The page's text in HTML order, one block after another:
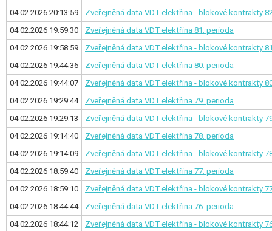
04.02.2026 20:13:59
Zveřejněná data VDT elektřina - blokové kontrakty
04.02.2026 19:59:30
Zveřejněná data VDT elektřina 81. perioda
04.02.2026 19:58:59
Zveřejněná data VDT elektřina - blokové kontrakty
04.02.2026 19:44:36
Zveřejněná data VDT elektřina 80. perioda
04.02.2026 19:44:07
Zveřejněná data VDT elektřina - blokové kontrakty
04.02.2026 19:29:44
Zveřejněná data VDT elektřina 79. perioda
04.02.2026 19:29:13
Zveřejněná data VDT elektřina - blokové kontrakty
04.02.2026 19:14:40
Zveřejněná data VDT elektřina 78. perioda
04.02.2026 19:14:09
Zveřejněná data VDT elektřina - blokové kontrakty
04.02.2026 18:59:40
Zveřejněná data VDT elektřina 77. perioda
04.02.2026 18:59:10
Zveřejněná data VDT elektřina - blokové kontrakty
04.02.2026 18:44:44
Zveřejněná data VDT elektřina 76. perioda
04.02.2026 18:44:12
Zveřejněná data VDT elektřina - blokové kontrakty